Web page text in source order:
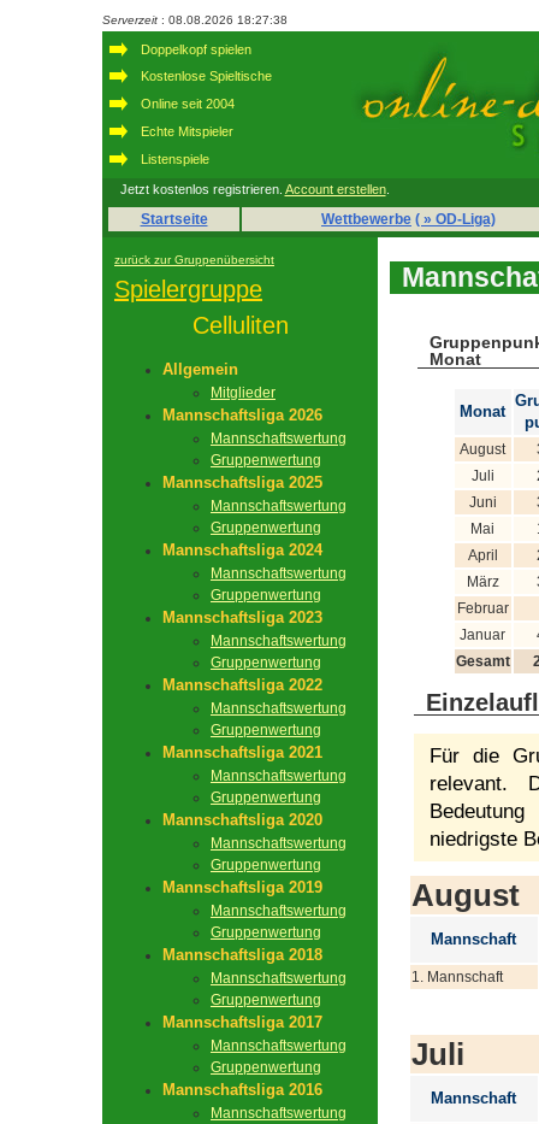
Serverzeit : 08.08.2026 18:27:38
Doppelkopf spielen
Kostenlose Spieltische
Online seit 2004
Echte Mitspieler
Listenspiele
Jetzt kostenlos registrieren. Account erstellen.
Startseite Wettbewerbe ( » OD-Liga)
zurück zur Gruppenübersicht
Spielergruppe
Celluliten
Allgemein
Mitglieder
Mannschaftsliga 2026
Mannschaftswertung
Gruppenwertung
Mannschaftsliga 2025
Mannschaftswertung
Gruppenwertung
Mannschaftsliga 2024
Mannschaftswertung
Gruppenwertung
Mannschaftsliga 2023
Mannschaftswertung
Gruppenwertung
Mannschaftsliga 2022
Mannschaftswertung
Gruppenwertung
Mannschaftsliga 2021
Mannschaftswertung
Gruppenwertung
Mannschaftsliga 2020
Mannschaftswertung
Gruppenwertung
Mannschaftsliga 2019
Mannschaftswertung
Gruppenwertung
Mannschaftsliga 2018
Mannschaftswertung
Gruppenwertung
Mannschaftsliga 2017
Mannschaftswertung
Gruppenwertung
Mannschaftsliga 2016
Mannschaftswertung
Monat
Monat
August
Juli
Juni
Mai
April
März
Februar
Januar
Gesamt
Für die
relevant.
niedrigste
August
Mannschaft
1. Mannschaft
Juli
Mannschaft